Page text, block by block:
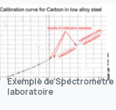
Exemple de Spectromètre
laboratoire